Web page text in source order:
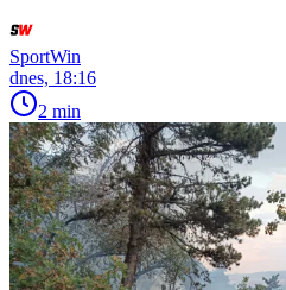
SportWin
dnes, 18:16
2 min